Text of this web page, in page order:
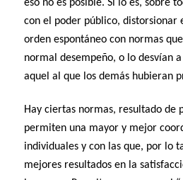
eso no es posible. Sí lo es, sobre
con el poder público, distorsionar
orden espontáneo con normas
normal desempeño, o lo desvían
aquel al que los demás hubieran
Hay ciertas normas, resultado de
permiten una mayor y mejor
individuales y con las que, por lo
mejores resultados en la